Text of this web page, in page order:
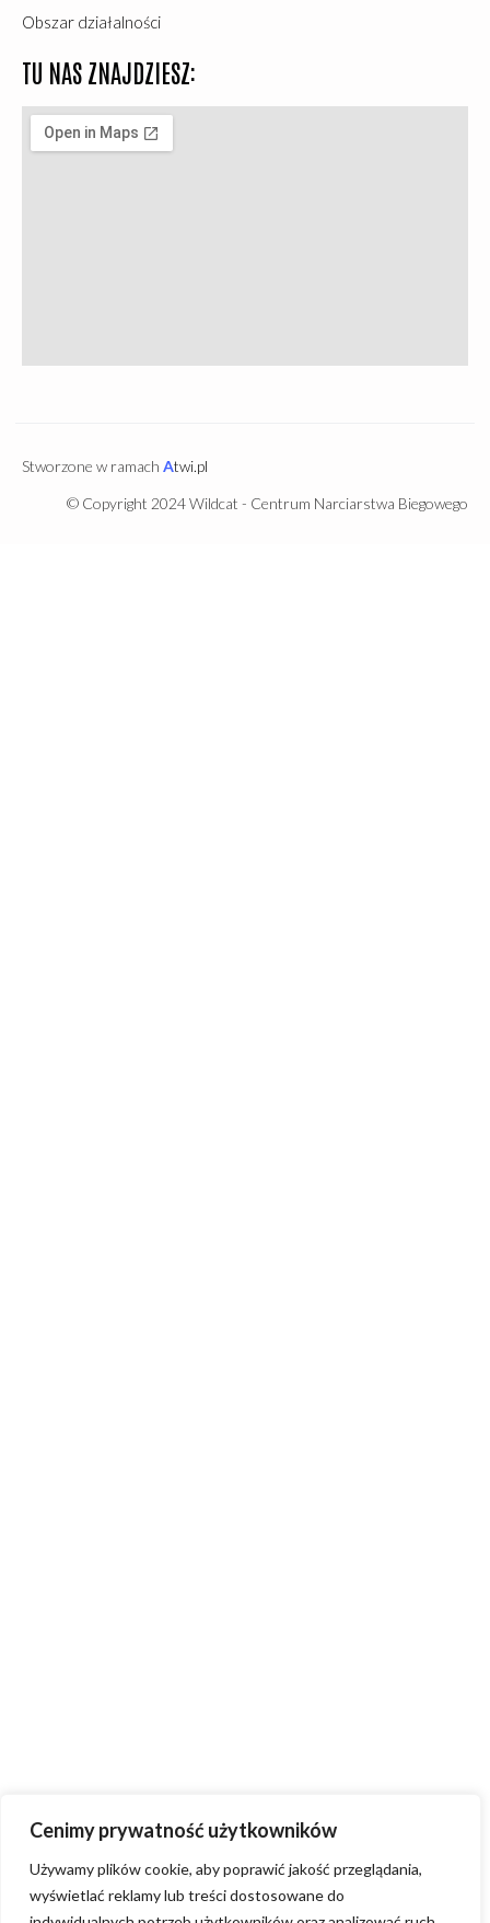
Cenimy prywatność użytkowników
Używamy plików cookie, aby poprawić jakość przeglądania,
wyświetlać reklamy lub treści dostosowane do
Obszar działalności
TU NAS ZNAJDZIESZ:
Stworzone w ramach Atwi.pl
© Copyright 2024 Wildcat - Centrum Narciarstwa Biegowego